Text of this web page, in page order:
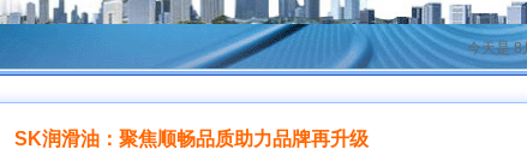
今天是 8
SK润滑油：聚焦顺畅品质助力品牌再升级